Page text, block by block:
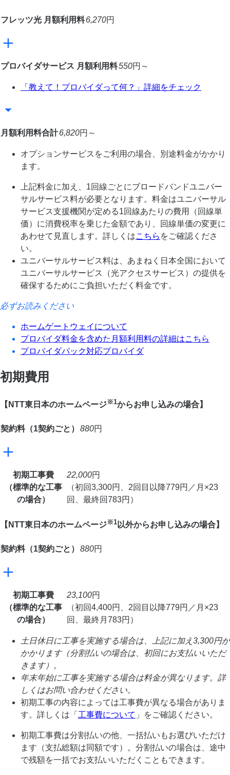
フレッツ光 月額利用料6,270円
プロバイダサービス 月額利用料550円～
「教えて！プロバイダって何？」詳細をチェック
月額利用料合計6,820円～
オプションサービスをご利用の場合、別途料金がかかり
ます。
上記料金に加え、1回線ごとにブロードバンドユニバー
サルサービス料が必要となります。料金はユニバーサル
サービス支援機関が定める1回線あたりの費用（回線単
価）に消費税率を乗じた金額であり、回線単価の変更に
あわせて見直します。詳しくはこちら をご確認くださ
い。
ユニバーサルサービス料は、あまねく日本全国において
ユニバーサルサービス（光アクセスサービス）の提供を
確保するためにご負担いただく料金です。
必ずお読みください
ホームゲートウェイについて
プロバイダ料金を含めた月額利用料の詳細はこちら
プロバイダパック対応プロバイダ
初期費用
【NTT東日本のホームページ※1からお申し込みの場合】
契約料（1契約ごと） 880円
初期工事費
（標準的な工事
の場合）
22,000円
（初回3,300円、2回目以降779円／月×23
回、最終回783円）
【NTT東日本のホームページ※1 以外からお申し込みの場合】
契約料（1契約ごと） 880円
初期工事費
（標準的な工事
の場合）
23,100円
（初回4,400円、2回目以降779円／月×23
回、最終月783円）
土日休日に工事を実施する場合は、上記に加え3,300円が
かかります（分割払いの場合は、初回にお支払いいただ
きます）。
年末年始に工事を実施する場合は料金が異なります。詳
しくはお問い合わせください。
初期工事の内容によっては工事費が異なる場合がありま
す。詳しくは「 工事費について 」をご確認ください。
初期工事費は分割払いの他、一括払いもお選びいただけ
ます（支払総額は同額です）。分割払いの場合は、途中
で残額を一括でお支払いいただくこともできます。